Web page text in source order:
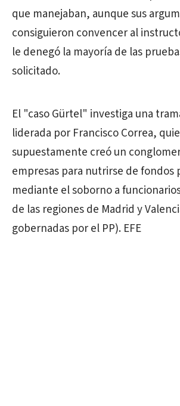
que manejaban, aunque sus
consiguieron convencer al
le denegó la mayoría de las
solicitado.
El "caso Gürtel" investiga una
liderada por Francisco Correa,
supuestamente creó un
empresas para nutrirse de fondos
mediante el soborno a
de las regiones de Madrid y
gobernadas por el PP). EFE